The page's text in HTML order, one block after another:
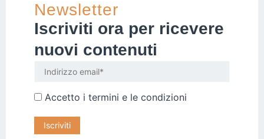
Newsletter
Iscriviti ora per ricevere
nuovi contenuti
Accetto i termini e le condizioni